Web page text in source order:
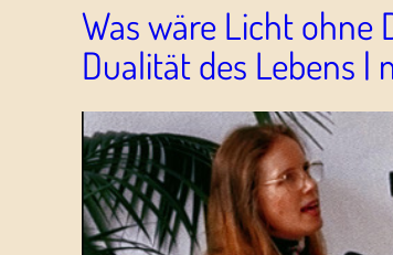
Was wäre Licht ohne
Dualität des Lebens |